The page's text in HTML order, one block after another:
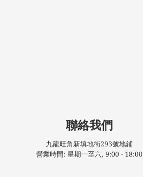
聯絡我們
九龍旺角新填地街293號地鋪
營業時間: 星期一至六, 9:00 - 18:00